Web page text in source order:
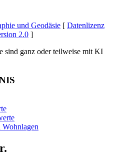
und Geodäsie [ Datenlizenz
2.0 ]
sind ganz oder teilweise mit KI
Wohnlagen